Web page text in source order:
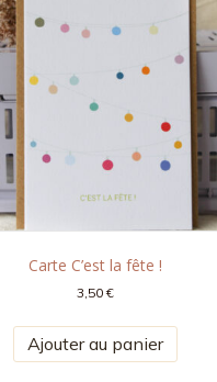
Carte C’est la fête !
3,50€
Ajouter au panier